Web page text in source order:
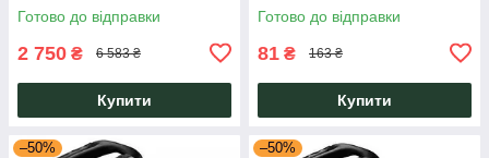
Готово до відправки
2 750 ₴ 6 583 ₴
Купити
Готово до відправки
81 ₴ 163 ₴
Купити
–50% –50%